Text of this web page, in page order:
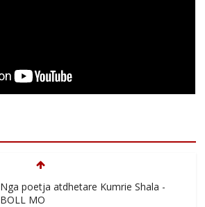
Nga poetja atdhetare Kumrie Shala -
BOLL MO